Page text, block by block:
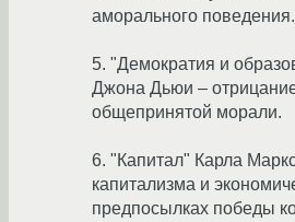
аморального поведения.
5. "Демократия и
Джона Дьюи –
общепринятой морали.
6. "Капитал" Карла
капитализма и
предпосылках победы